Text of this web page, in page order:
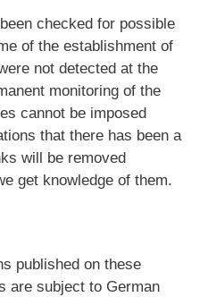
checked for possible
of the establishment of
not detected at the
monitoring of the
cannot be imposed
that there has been a
will be removed
get knowledge of them.
published on these
are subject to German